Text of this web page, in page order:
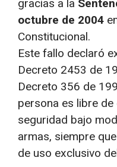
gracias a la
octubre de 2004
Constitucional.
Este fallo declaró
Decreto 2453 de
Decreto 356 de
persona es libre
seguridad bajo
armas, siempre
de uso exclusivo